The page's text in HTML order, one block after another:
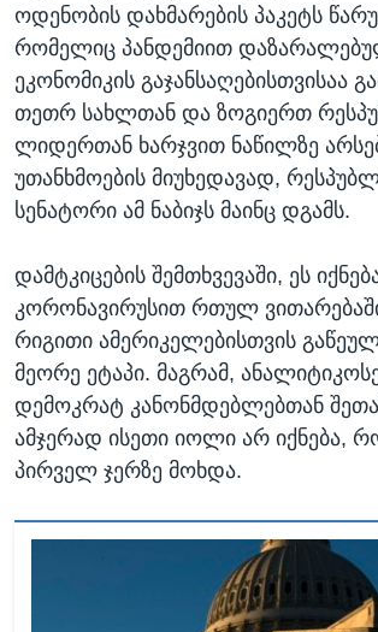
ოდენობის დახმარების პაკეტს
რომელიც პანდემიით
ეკონომიკის გაჯანსაღებისთვისაა
თეთრ სახლთან და ზოგიერთ
ლიდერთან ხარჯვით ნაწილზე
უთანხმოების მიუხედავად,
სენატორი ამ ნაბიჯს მაინც დგამს.
დამტკიცების შემთხვევაში, ეს
კორონავირუსით რთულ
რიგითი ამერიკელებისთვის
მეორე ეტაპი. მაგრამ,
დემოკრატ კანონმდებლებთან
ამჯერად ისეთი იოლი არ იქნება,
პირველ ჯერზე მოხდა.